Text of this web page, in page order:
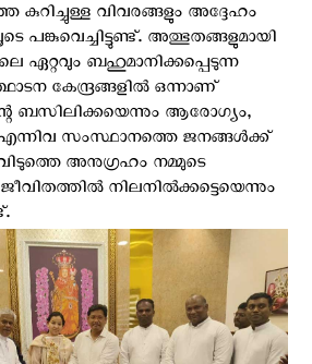
കുറിച്ചുള്ള വിവരങ്ങളും അദ്ദേഹം
പങ്കുവെച്ചിട്ടുണ്ട്. അത്ഭുതങ്ങളുമായി
ഏറ്റവും ബഹുമാനിക്കപ്പെടുന്ന
കേന്ദ്രങ്ങളിൽ ഒന്നാണ്
ബസിലിക്കയെന്നും ആരോഗ്യം,
എന്നിവ സംസ്ഥാനത്തെ ജനങ്ങൾക്ക്
അനുഗ്രഹം നമ്മുടെ
നിലനിൽക്കട്ടെയെന്നും